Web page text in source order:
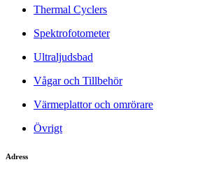
Thermal Cyclers
Spektrofotometer
Ultraljudsbad
Vågar och Tillbehör
Värmeplattor och omrörare
Övrigt
Adress